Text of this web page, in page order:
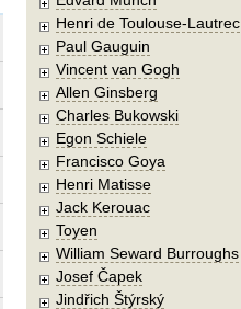
Henri de Toulouse-Lautrec
Paul Gauguin
Vincent van Gogh
Allen Ginsberg
Charles Bukowski
Egon Schiele
Francisco Goya
Henri Matisse
Jack Kerouac
Toyen
William Seward Burroughs
Josef Čapek
Jindřich Štýrský